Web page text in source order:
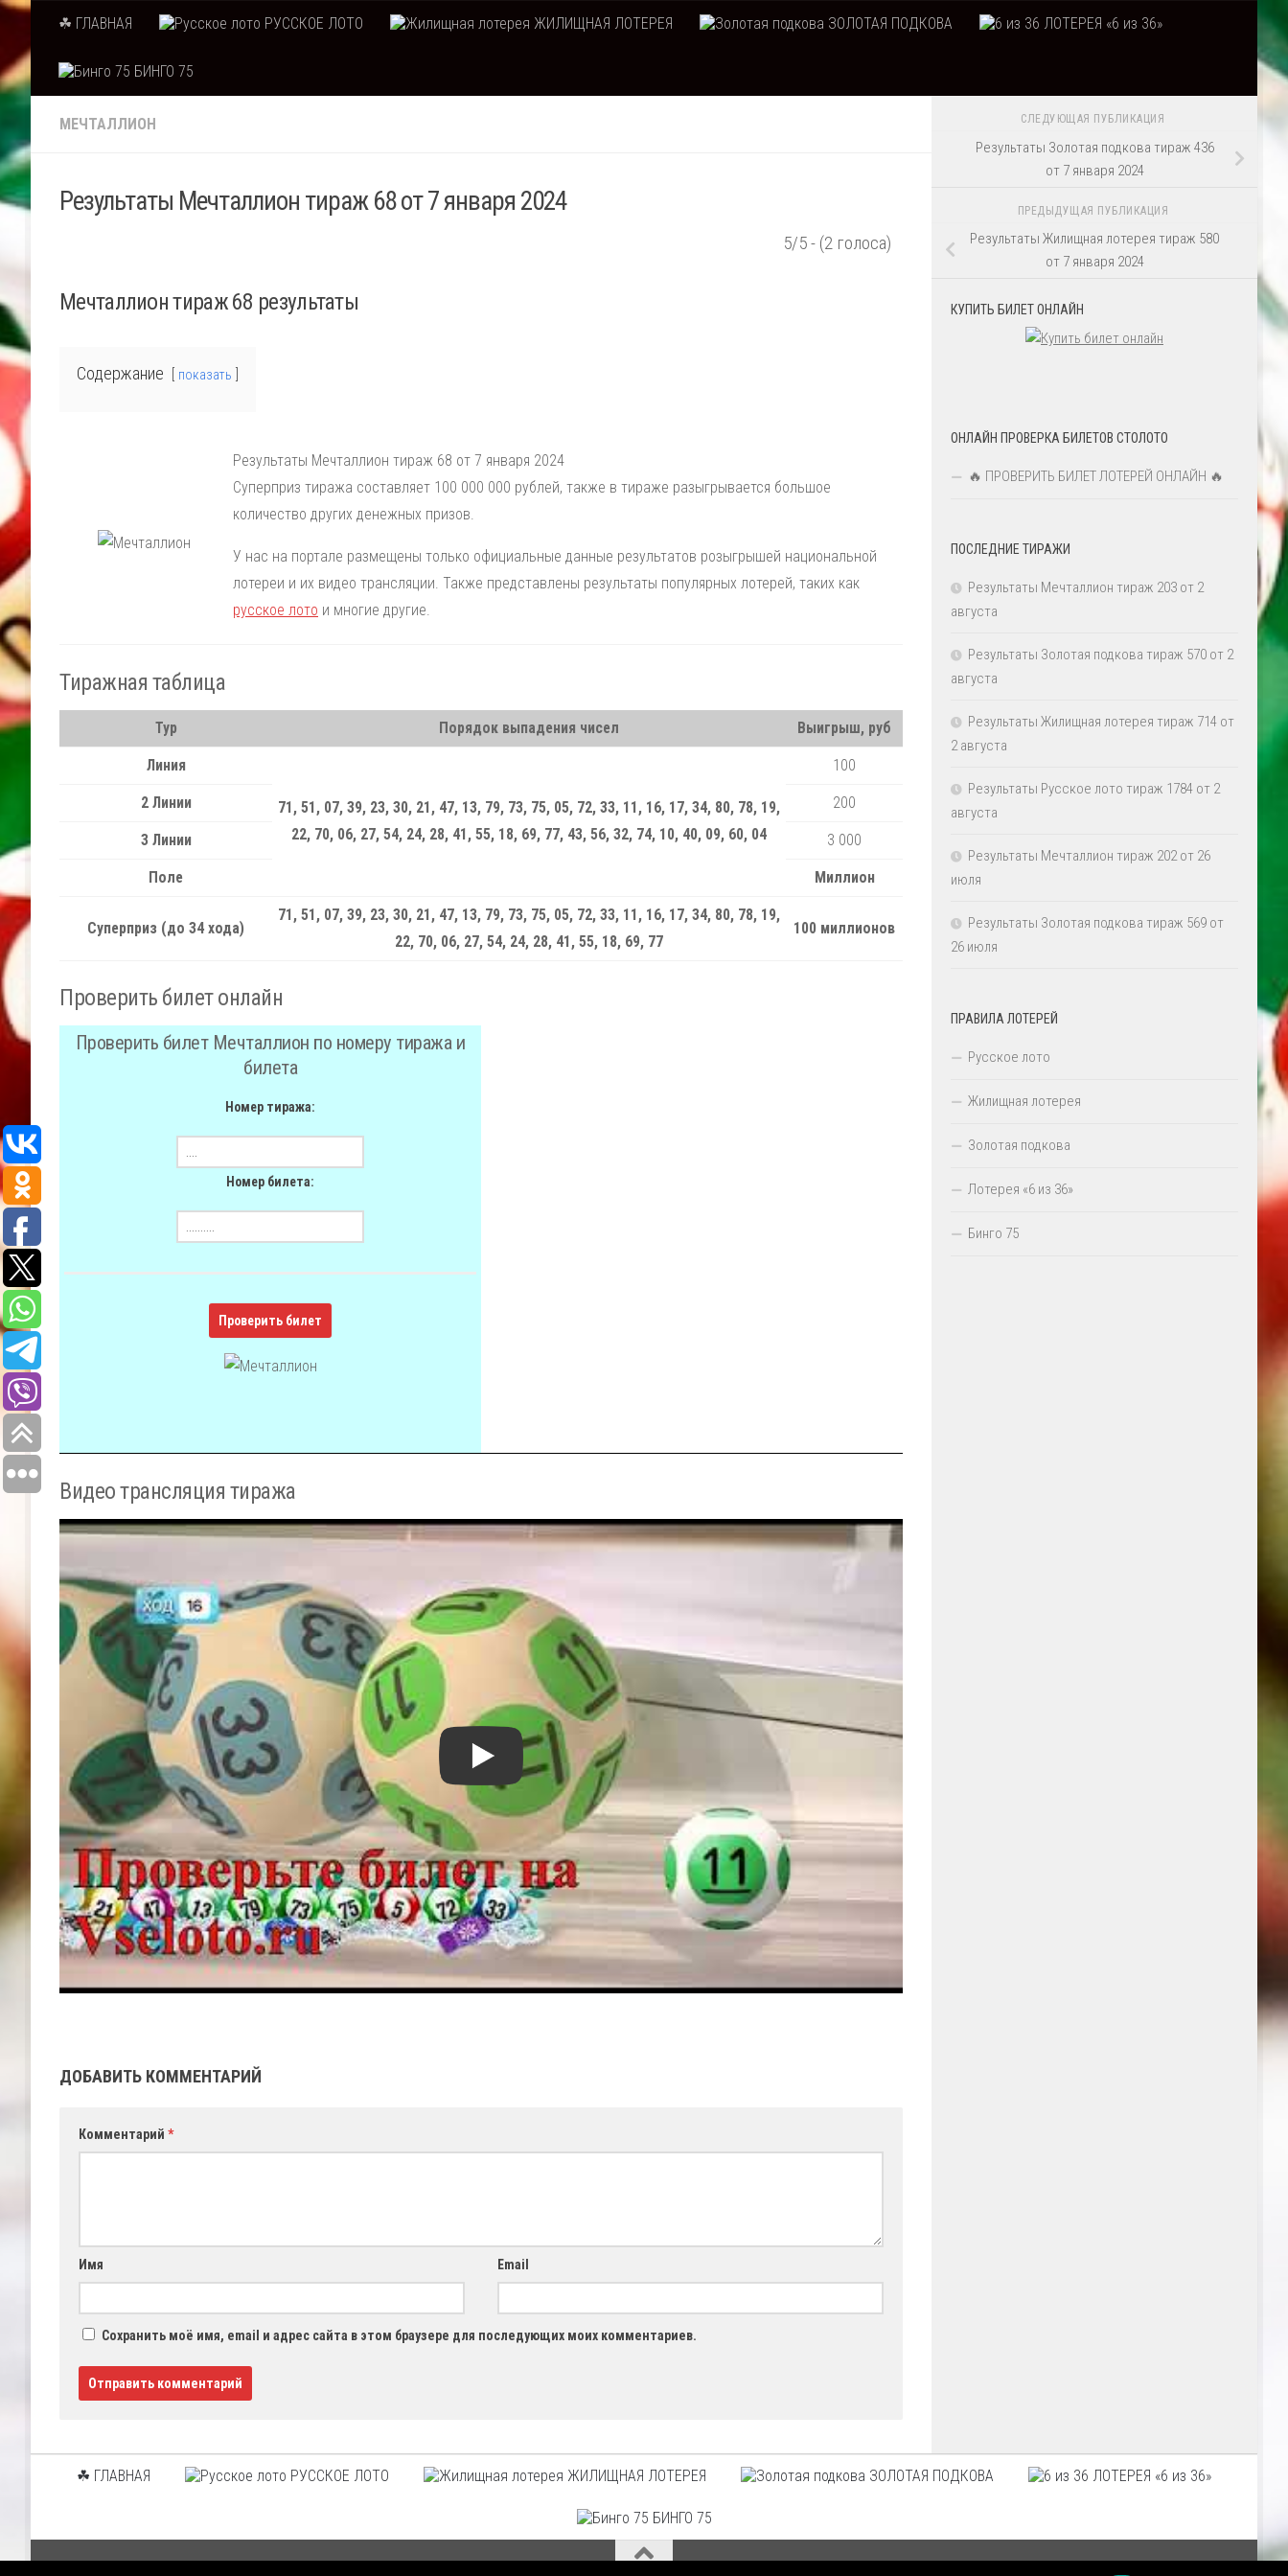
Skip to content
☘ ГЛАВНАЯ РУССКОЕ ЛОТО ЖИЛИЩНАЯ ЛОТЕРЕЯ ЗОЛОТАЯ ПОДКОВА ЛОТЕРЕЯ «6 из 36»
БИНГО 75
МЕЧТАЛЛИОН
Результаты Мечталлион тираж 68 от 7 января 2024
5/5 - (2 голоса)
Мечталлион тираж 68 результаты
Содержание показать
Результаты Мечталлион тираж 68 от 7 января 2024
Суперприз тиража составляет 100 000 000 рублей, также в тираже разыгрывается большое
количество других денежных призов.
У нас на портале размещены только официальные данные результатов розыгрышей национальной
лотереи и их видео трансляции. Также представлены результаты популярных лотерей, таких как
русское лото и многие другие.
Тиражная таблица
Тур Порядок выпадения чисел Выигрыш, руб
Линия
71, 51, 07, 39, 23, 30, 21, 47, 13, 79, 73, 75, 05, 72, 33, 11, 16, 17, 34, 80, 78, 19,
22, 70, 06, 27, 54, 24, 28, 41, 55, 18, 69, 77, 43, 56, 32, 74, 10, 40, 09, 60, 04
100
2 Линии 200
3 Линии 3 000
Поле Миллион
Суперприз (до 34 хода)
71, 51, 07, 39, 23, 30, 21, 47, 13, 79, 73, 75, 05, 72, 33, 11, 16, 17, 34, 80, 78, 19,
22, 70, 06, 27, 54, 24, 28, 41, 55, 18, 69, 77
100 миллионов
Проверить билет онлайн
Проверить билет Мечталлион по номеру тиража и
билета
Номер тиража:
Номер билета:
Проверить билет
Видео трансляция тиража
ДОБАВИТЬ КОММЕНТАРИЙ
Комментарий *
Имя Email
Сохранить моё имя, email и адрес сайта в этом браузере для последующих моих комментариев.
СЛЕДУЮЩАЯ ПУБЛИКАЦИЯ
Результаты Золотая подкова тираж 436
от 7 января 2024
ПРЕДЫДУЩАЯ ПУБЛИКАЦИЯ
Результаты Жилищная лотерея тираж 580
от 7 января 2024
КУПИТЬ БИЛЕТ ОНЛАЙН
ОНЛАЙН ПРОВЕРКА БИЛЕТОВ СТОЛОТО
🔥 ПРОВЕРИТЬ БИЛЕТ ЛОТЕРЕЙ ОНЛАЙН 🔥
ПОСЛЕДНИЕ ТИРАЖИ
Результаты Мечталлион тираж 203 от 2
августа
Результаты Золотая подкова тираж 570 от 2
августа
Результаты Жилищная лотерея тираж 714 от
2 августа
Результаты Русское лото тираж 1784 от 2
августа
Результаты Мечталлион тираж 202 от 26
июля
Результаты Золотая подкова тираж 569 от
26 июля
ПРАВИЛА ЛОТЕРЕЙ
Русское лото
Жилищная лотерея
Золотая подкова
Лотерея «6 из 36»
Бинго 75
☘ ГЛАВНАЯ РУССКОЕ ЛОТО ЖИЛИЩНАЯ ЛОТЕРЕЯ ЗОЛОТАЯ ПОДКОВА ЛОТЕРЕЯ «6 из 36»
БИНГО 75